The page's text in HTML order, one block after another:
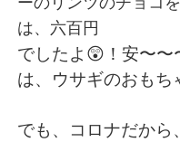
English
繁體中文
العربية
は、六百円
でしたよ😲！安〜〜
は、ウサギのおもち
でも、コロナだから